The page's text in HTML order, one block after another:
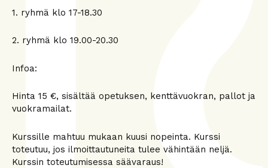
1. ryhmä klo 17-18.30
2. ryhmä klo 19.00-20.30
Infoa:
Hinta 15 €, sisältää opetuksen, kenttävuokran, pallot ja
vuokramailat.
Kurssille mahtuu mukaan kuusi nopeinta. Kurssi
toteutuu, jos ilmoittautuneita tulee vähintään neljä.
Kurssin toteutumisessa säävaraus!